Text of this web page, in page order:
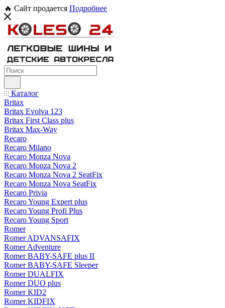
🔥 Сайт продается Подробнее
Каталог
Britax
Britax Evolva 123
Britax First Class plus
Britax Max-Way
Recaro
Recaro Milano
Recaro Monza Nova
Recaro Monza Nova 2
Recaro Monza Nova 2 SeatFix
Recaro Monza Nova SeatFix
Recaro Privia
Recaro Young Expert plus
Recaro Young Profi Plus
Recaro Young Sport
Romer
Romer ADVANSAFIX
Romer Adventure
Romer BABY-SAFE plus II
Romer BABY-SAFE Sleeper
Romer DUALFIX
Romer DUO plus
Romer KID2
Romer KIDFIX